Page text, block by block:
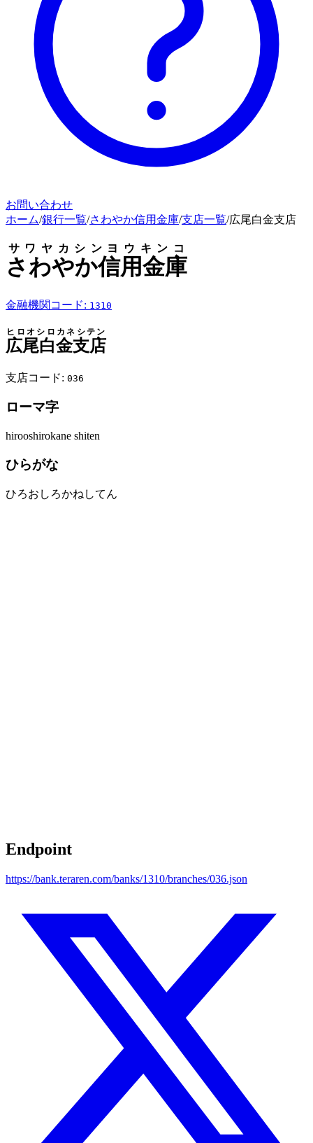
お問い合わせ
ホーム/銀行一覧/さわやか信用金庫/支店一覧/広尾白金支店
さわやか信用金庫
サワヤカシンヨウキンコ
金融機関コード: 1310
広尾白金支店
ヒロオシロカネシテン
支店コード: 036
ローマ字
hirooshirokane shiten
ひらがな
ひろおしろかねしてん
Endpoint
https://bank.teraren.com/banks/1310/branches/036.json